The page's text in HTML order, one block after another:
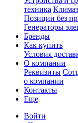
техника
Позиции без
Генераторы
Бренды
Как купить
Условия
О компании
Реквизиты
о компании
Контакты
Еще
Войти